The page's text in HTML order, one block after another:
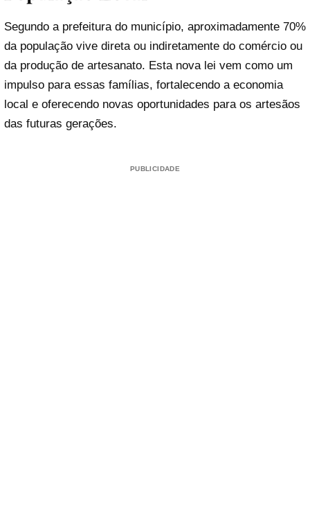
Segundo a prefeitura do município, aproximadamente 70%
da população vive direta ou indiretamente do comércio ou
da produção de artesanato. Esta nova lei vem como um
impulso para essas famílias, fortalecendo a economia
local e oferecendo novas oportunidades para os artesãos
das futuras gerações.
PUBLICIDADE